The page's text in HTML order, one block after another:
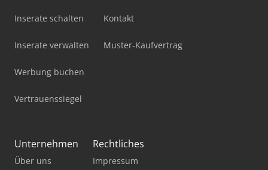
Inserate schalten
Inserate verwalten
Werbung buchen
Vertrauenssiegel
Kontakt
Muster-Kaufvertrag
Unternehmen
Über uns
Rechtliches
Impressum